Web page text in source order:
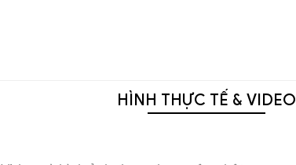
HÌNH THỰC TẾ & VIDEO